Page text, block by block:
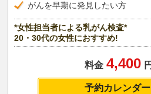
がんを早期に発見したい方
*女性担当者による乳がん検査*
20・30代の女性におすすめ!
料金 4,400
予約カレンダ